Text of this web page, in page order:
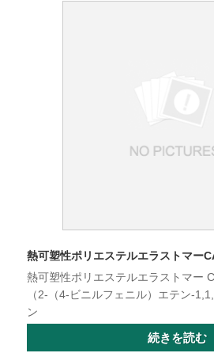
熱可塑性ポリエステルエラストマー
熱可塑性ポリエステルエラストマー
（2-（4-ビニルフェニル）エテン-
ン
続きを読む